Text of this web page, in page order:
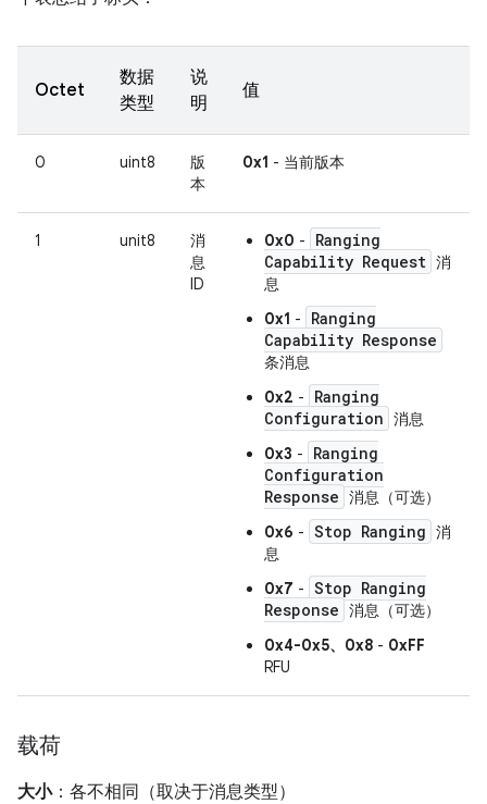
Octet
数据
类型
说
明
值
0 uint8
版
本
0x1 - 当前版本
1 unit8
消
息
ID
0x0 -
Ranging
Capability Request 消
息
0x1 -
Ranging
Capability Response
条消息
0x2 -
Ranging
Configuration 消息
0x3 -
Ranging
Configuration
Response 消息（可选）
0x6 - Stop Ranging 消
息
0x7 - Stop Ranging
Response 消息（可选）
0x4-0x5、0x8 - 0xFF
RFU
载荷
大小：各不相同（取决于消息类型）